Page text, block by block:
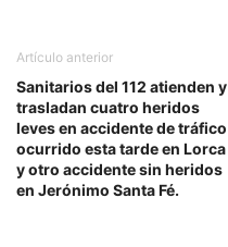
Artículo anterior
Sanitarios del 112 atienden y
trasladan cuatro heridos
leves en accidente de tráfico
ocurrido esta tarde en Lorca
y otro accidente sin heridos
en Jerónimo Santa Fé.